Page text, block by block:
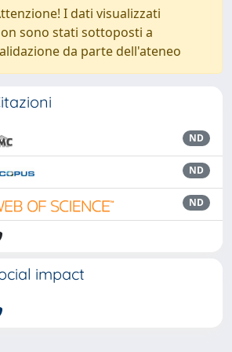
I dati visualizzati
sono stati sottoposti a
da parte dell'ateneo
ND
ND
ND
impact